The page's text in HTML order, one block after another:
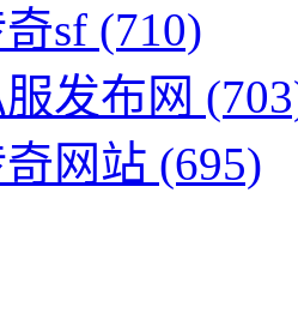
sf (710)
发布网
网站 (695)